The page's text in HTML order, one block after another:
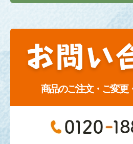
商品のご注文・ご変更